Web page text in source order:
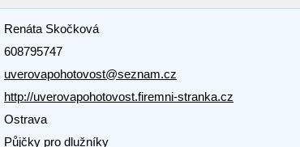
Renáta Skočková
608795747
uverovapohotovost@seznam.cz
http://uverovapohotovost.firemni-stranka.cz
Ostrava
Půjčky pro dlužníky